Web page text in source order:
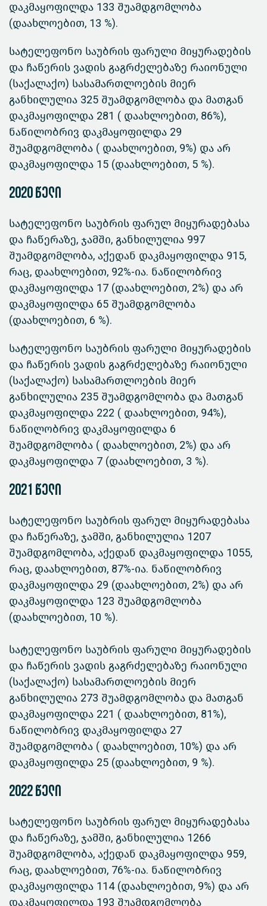
დაკმაყოფილდა 133 შუამდგომლობა
(დაახლოებით, 13 %).
სატელეფონო საუბრის ფარული მიყურადების
და ჩაწერის ვადის გაგრძელებაზე რაიონული
(საქალაქო) სასამართლოების მიერ
განხილულია 325 შუამდგომლობა და მათგან
დაკმაყოფილდა 281 ( დაახლოებით, 86%),
ნაწილობრივ დაკმაყოფილდა 29
შუამდგომლობა ( დაახლოებით, 9%) და არ
დაკმაყოფილდა 15 (დაახლოებით, 5 %).
2020 წელი
სატელეფონო საუბრის ფარულ მიყურადებასა
და ჩაწერაზე, ჯამში, განხილულია 997
შუამდგომლობა, აქედან დაკმაყოფილდა 915,
რაც, დაახლოებით, 92%-ია. ნაწილობრივ
დაკმაყოფილდა 17 (დაახლოებით, 2%) და არ
დაკმაყოფილდა 65 შუამდგომლობა
(დაახლოებით, 6 %).
სატელეფონო საუბრის ფარული მიყურადების
და ჩაწერის ვადის გაგრძელებაზე რაიონული
(საქალაქო) სასამართლოების მიერ
განხილულია 235 შუამდგომლობა და მათგან
დაკმაყოფილდა 222 ( დაახლოებით, 94%),
ნაწილობრივ დაკმაყოფილდა 6
შუამდგომლობა ( დაახლოებით, 2%) და არ
დაკმაყოფილდა 7 (დაახლოებით, 3 %).
2021 წელი
სატელეფონო საუბრის ფარულ მიყურადებასა
და ჩაწერაზე, ჯამში, განხილულია 1207
შუამდგომლობა, აქედან დაკმაყოფილდა 1055,
რაც, დაახლოებით, 87%-ია. ნაწილობრივ
დაკმაყოფილდა 29 (დაახლოებით, 2%) და არ
დაკმაყოფილდა 123 შუამდგომლობა
(დაახლოებით, 10 %).
სატელეფონო საუბრის ფარული მიყურადების
და ჩაწერის ვადის გაგრძელებაზე რაიონული
(საქალაქო) სასამართლოების მიერ
განხილულია 273 შუამდგომლობა და მათგან
დაკმაყოფილდა 221 ( დაახლოებით, 81%),
ნაწილობრივ დაკმაყოფილდა 27
შუამდგომლობა ( დაახლოებით, 10%) და არ
დაკმაყოფილდა 25 (დაახლოებით, 9 %).
2022 წელი
სატელეფონო საუბრის ფარულ მიყურადებასა
და ჩაწერაზე, ჯამში, განხილულია 1266
შუამდგომლობა, აქედან დაკმაყოფილდა 959,
რაც, დაახლოებით, 76%-ია. ნაწილობრივ
დაკმაყოფილდა 114 (დაახლოებით, 9%) და არ
დაკმაყოფილდა 193 შუამდგომლობა